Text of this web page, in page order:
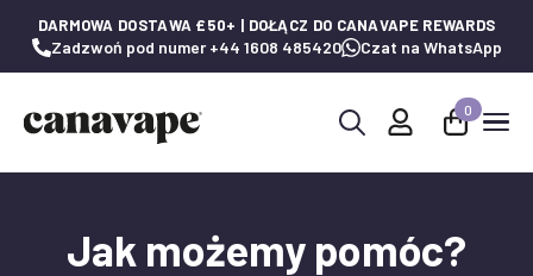
DARMOWA DOSTAWA £50+ | DOŁĄCZ DO CANAVAPE REWARDS
Zadzwoń pod numer +44 1608 485420 Czat na WhatsApp
0
Jak możemy pomóc?